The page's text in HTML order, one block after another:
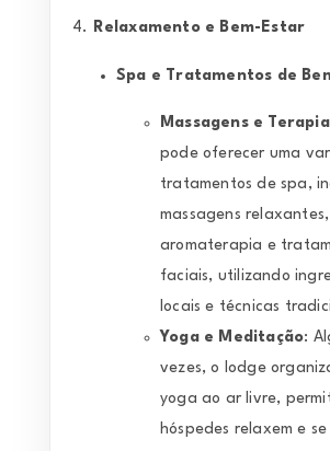
4. Relaxamento e Bem-Estar
Spa e Tratamentos de
Massagens e
pode oferecer uma
tratamentos de spa,
massagens relaxantes,
aromaterapia e
faciais, utilizando
locais e técnicas
Yoga e Meditação:
vezes, o lodge
yoga ao ar livre,
hóspedes relaxem e